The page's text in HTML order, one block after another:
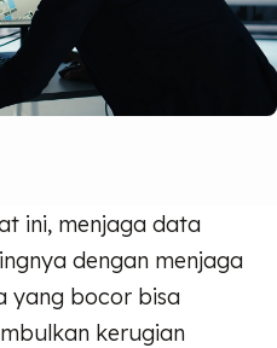
ini, menjaga data
dengan menjaga
yang bocor bisa
kerugian